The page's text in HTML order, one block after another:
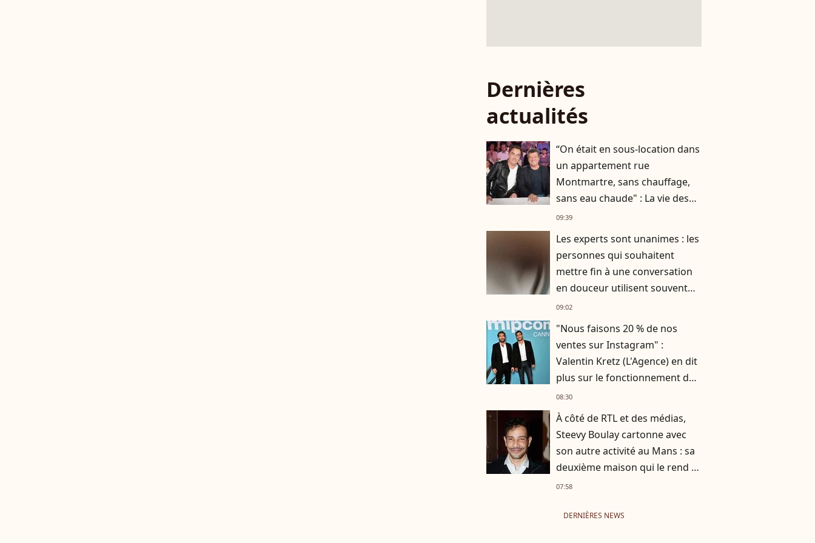
Dernières
actualités
“On était en sous-location dans
un appartement rue
Montmartre, sans chauffage,
sans eau chaude" : La vie des
Chevaliers du Fiel avant le
09:39
Les experts sont unanimes : les
personnes qui souhaitent
mettre fin à une conversation
en douceur utilisent souvent
ces 10 expressions courantes
09:02
"Nous faisons 20 % de nos
ventes sur Instagram" :
Valentin Kretz (L'Agence) en dit
plus sur le fonctionnement du
business familial
08:30
À côté de RTL et des médias,
Steevy Boulay cartonne avec
son autre activité au Mans : sa
deuxième maison qui le rend si
heureux
07:58
DERNIÈRES NEWS